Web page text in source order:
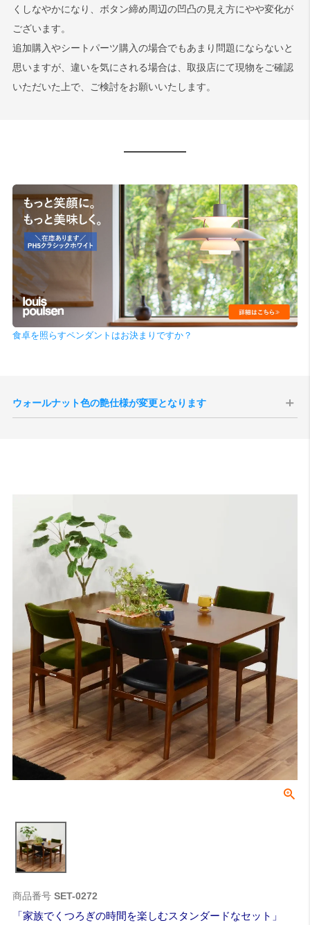
くしなやかになり、ボタン締め周辺の凹凸の見え方にやや変化が
ございます。
追加購入やシートパーツ購入の場合でもあまり問題にならないと
思いますが、違いを気にされる場合は、取扱店にて現物をご確認
いただいた上で、ご検討をお願いいたします。
食卓を照らすペンダントはお決まりですか？
ウォールナット色の艶仕様が変更となります
サンプル画像1、サンプル画像2
商品番号 SET-0272
家族でくつろぎの時間を楽しむスタンダードなセット